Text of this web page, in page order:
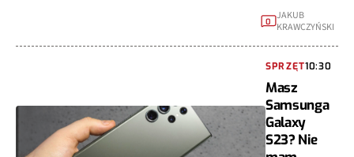
0 JAKUB
KRAWCZYŃSKI
SPRZĘT10:30
Masz
Samsunga
Galaxy
S23? Nie